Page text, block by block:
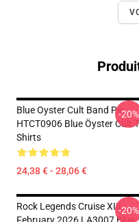
Blue Oyster Cult Band Pic
HTCT0906 Blue Öyster Cult
Shirts
24,38 € - 28,06 €
-20%
Rock Legends Cruise XIII-20%